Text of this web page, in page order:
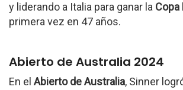
y liderando a Italia para ganar la Copa
primera vez en 47 años.
Abierto de Australia 2024
En el Abierto de Australia, Sinner